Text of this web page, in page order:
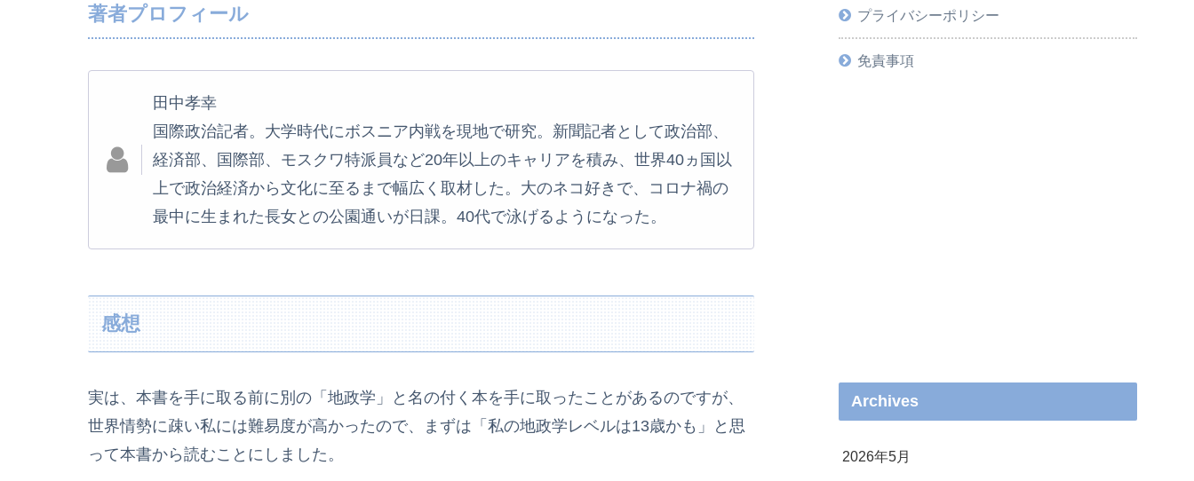
著者プロフィール
田中孝幸
国際政治記者。大学時代にボスニア内戦を現地で研究。新聞記者として政治部、
経済部、国際部、モスクワ特派員など20年以上のキャリアを積み、世界40ヵ国以
上で政治経済から文化に至るまで幅広く取材した。大のネコ好きで、コロナ禍の
最中に生まれた長女との公園通いが日課。40代で泳げるようになった。
感想
実は、本書を手に取る前に別の「地政学」と名の付く本を手に取ったことがあるのですが、
世界情勢に疎い私には難易度が高かったので、まずは「私の地政学レベルは13歳かも」と思
って本書から読むことにしました。
プライバシーポリシー
免責事項
Archives
2026年5月